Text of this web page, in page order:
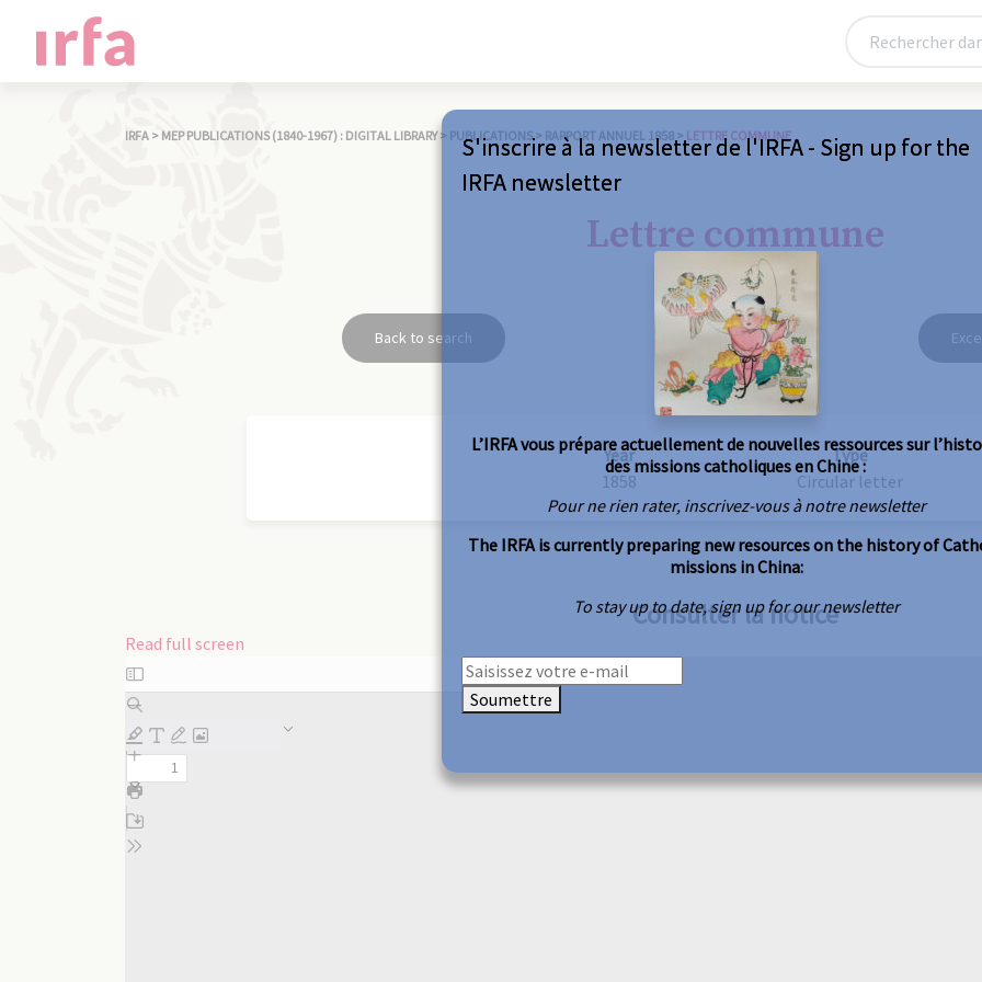
IRFA > MEP PUBLICATIONS (1840-1967) : DIGITAL LIBRARY > PUBLICATIONS > RAPPORT ANNUEL 1858 > LETTRE COMMUNE
Lettre commune
Back to search
Year
1858
Type
Circular letter
Consulter la notice
Read full screen
Skip
to
PDF
content
S'inscrire à la newsletter de l'IRFA - Sign up for the
IRFA newsletter
L’IRFA vous prépare actuellement de nouvelles ressources sur
des missions catholiques en Chine :
Pour ne rien rater, inscrivez-vous à notre newsletter
The IRFA is currently preparing new resources on the history of
missions in China:
To stay up to date, sign up for our newsletter
Soumettre